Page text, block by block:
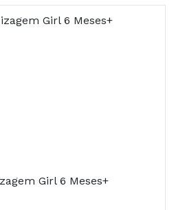
Girl 6 Meses+